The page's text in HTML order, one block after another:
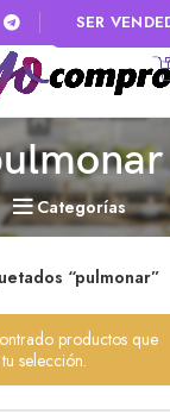
SER
Categorías
“pulmonar”
productos que
selección.